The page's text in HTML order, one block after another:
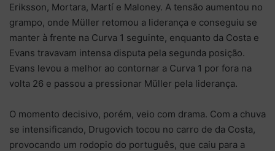
Eriksson, Mortara, Martí e Maloney. A tensão aumentou no
grampo, onde Müller retomou a liderança e conseguiu se
manter à frente na Curva 1 seguinte, enquanto da Costa e
Evans travavam intensa disputa pela segunda posição.
Evans levou a melhor ao contornar a Curva 1 por fora na
volta 26 e passou a pressionar Müller pela liderança.
O momento decisivo, porém, veio com drama. Com a chuva
se intensificando, Drugovich tocou no carro de da Costa,
provocando um rodopio do português, que caiu para a